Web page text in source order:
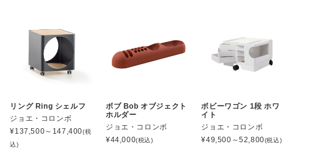
リング Ring シェルフ
ジョエ・コロンボ
¥137,500～147,400(税
込)
ボブ Bob オブジェクト
ホルダー
ジョエ・コロンボ
¥44,000(税込)
ボビーワゴン 1段 ホワ
イト
ジョエ・コロンボ
¥49,500～52,800(税込)